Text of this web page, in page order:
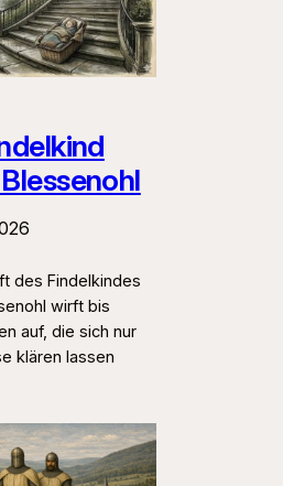
des Findelkindes
wirft bis
auf, die sich nur
klären lassen